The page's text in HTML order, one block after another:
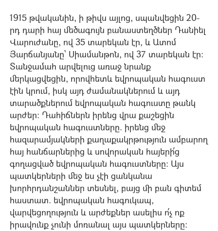
1915 թվականին, ի թիվս այլոց, սպանվեցին 20-
րդ դարի հայ մեծագույն բանաստեղծներ Դանիել
Վարուժանը, ով 35 տարեկան էր, և Ատոմ
Յարճանյանը` Սիամանթոն, ով 37 տարեկան էր:
Տանջամահ արվելուց առաջ նրանք
մերկացվեցին, որովհետև եվրոպական հագուստ
էին կրում, իսկ այդ ժամանակներում և այդ
տարածքներում եվրոպական հագուստը թանկ
արժեր: Դահիճներն իրենց վրա քաշեցին
եվրոպական հագուստները. իրենց մեջ
հազարամյակների քաղաքակրթություն ամբարող
հայ հանճարներից և սովորական հայերի՛ց
գողացված եվրոպական հագուստները: Այս
պատկերների մեջ ես չէի ցանկանա
խորհրդանշաններ տեսնել, բայց մի բան գիտեմ
հաստատ. եվրոպական հագուկապ,
վարվեցողություն և արժեքներ ասելիս ո՛չ ոք
իրավունք չունի մոռանալ այս պատկերները: